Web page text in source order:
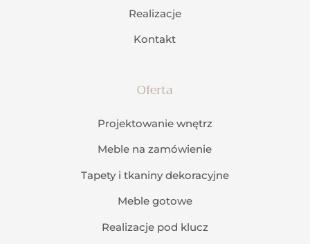
Realizacje
Kontakt
Oferta
Projektowanie wnętrz
Meble na zamówienie
Tapety i tkaniny dekoracyjne
Meble gotowe
Realizacje pod klucz